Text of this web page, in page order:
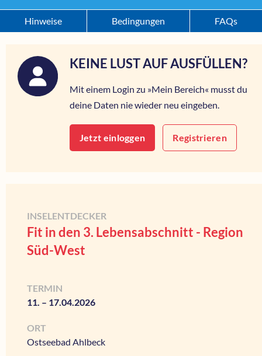
Hinweise Bedingungen FAQs
KEINE LUST AUF AUSFÜLLEN?
Mit einem Login zu »Mein Bereich« musst du
deine Daten nie wieder neu eingeben.
Jetzt einloggen Registrieren
INSELENTDECKER
Fit in den 3. Lebensabschnitt - Region
Süd-West
TERMIN
11. – 17.04.2026
ORT
Ostseebad Ahlbeck